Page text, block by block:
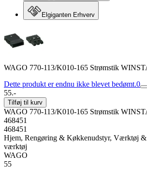
Elgiganten Erhverv
WAGO 770-113/K010-165 Strømstik
Dette produkt er endnu ikke blevet bedømt.0
55.-
Tilføj til kurv
WAGO 770-113/K010-165 Strømstik
468451
468451
Hjem, Rengøring & Køkkenudstyr, Værktøj &
værktøj
WAGO
55